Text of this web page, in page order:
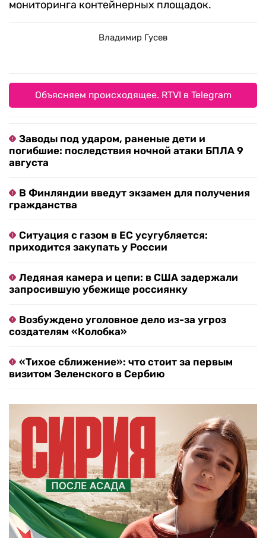
мониторинга контейнерных площадок.
Владимир Гусев
Объясняем происходящее. RTVI в Telegram
Заводы под ударом, раненые дети и
погибшие: последствия ночной атаки БПЛА 9
августа
В Финляндии введут экзамен для получения
гражданства
Ситуация с газом в ЕС усугубляется:
приходится закупать у России
Ледяная камера и цепи: в США задержали
запросившую убежище россиянку
Возбуждено уголовное дело из-за угроз
создателям «Колобка»
«Тихое сближение»: что стоит за первым
визитом Зеленского в Сербию